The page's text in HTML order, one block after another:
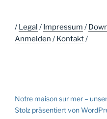
/ Legal / Impressum /
Anmelden / Kontakt/
Notre maison sur mer –
Stolz präsentiert von